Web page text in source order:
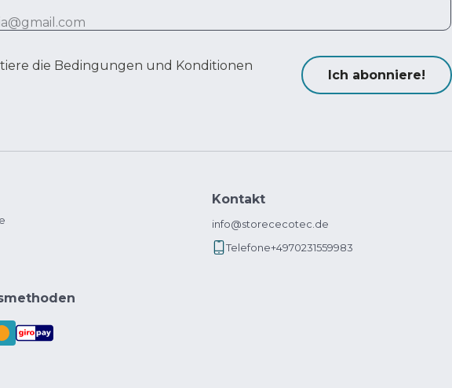
die Bedingungen und Konditionen
Ich abonniere!
Kontakt
info@storececotec.de
Telefone+4970231559983